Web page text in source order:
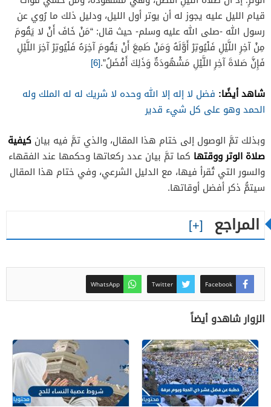
قيام الليل عليه يجوز له أن يوتر أول الليل، ودليل ذلك ما رُوي عن
رسول الله -صلى الله عليه وسلم- حيث قال: “مَنْ خَافَ أَنْ لا يَقُومَ
مِنْ آخِرِ اللَّيْلِ فَلْيُوتِرْ أَوَّلَهُ وَمَنْ طَمِعَ أَنْ يَقُومَ آخِرَهُ فَلْيُوتِرْ آخِرَ اللَّيْلِ
فَإِنَّ صَلاةَ آخِرِ اللَّيْلِ مَشْهُودَةٌ وَذَلِكَ أَفْضَلُ”.[6]
شاهد أيضًا: فضل لا إله إلا الله وحده لا شريك له له الملك وله
الحمد وهو على كل شيء قدير
وبذلك تمَّ الوصول إلى ختام هذا المقال، والذي تمَّ فيه بيان كيفية
صلاة الوتر ووقتها كما تمَّ بيان عدد ركعاتها وحكمها عند الفقهاء
والسور التي تُقرأ فيها، مع الدليل الشرعي، وفي ختام هذا المقال
سيتمُّ ذكر أفضل أوقاتها.
المراجع
Facebook
Twitter
WhatsApp
الزوار شاهدو أيضاً